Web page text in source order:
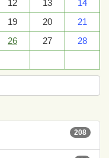
12 13
14
19 20
21
26 27
28
208